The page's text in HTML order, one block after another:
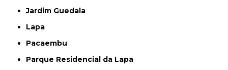
Jardim Guedala
Lapa
Pacaembu
Parque Residencial da Lapa